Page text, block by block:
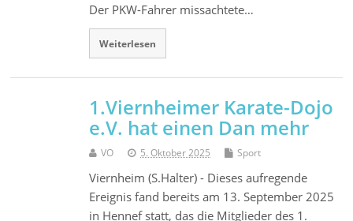
Der PKW-Fahrer missachtete…
Weiterlesen
1.Viernheimer Karate-Dojo
e.V. hat einen Dan mehr
VO 5. Oktober 2025 Sport
Viernheim (S.Halter) - Dieses aufregende
Ereignis fand bereits am 13. September 2025
in Hennef statt, das die Mitglieder des 1.